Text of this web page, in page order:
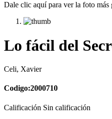
Dale clic aquí para ver la foto más
Lo fácil del
Celi, Xavier
Codigo:2000710
Calificación Sin calificación